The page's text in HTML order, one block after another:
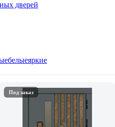
дверей
белыеяркие
Под заказ